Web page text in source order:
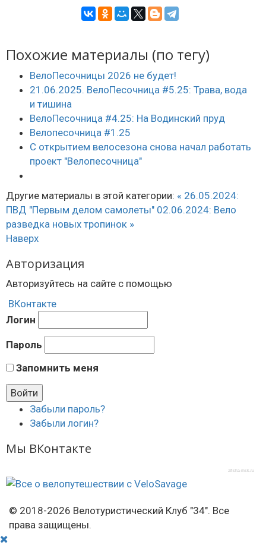
Похожие материалы (по тегу)
ВелоПесочницы 2026 не будет!
21.06.2025. ВелоПесочница #5.25: Трава, вода
и тишина
ВелоПесочница #4.25: На Водинский пруд
Велопесочница #1.25
С открытием велосезона снова начал работать
проект "Велопесочница"
Другие материалы в этой категории: « 26.05.2024:
ПВД "Первым делом самолеты" 02.06.2024: Вело
разведка новых тропинок »
Наверх
Авторизация
Авторизуйтесь на сайте с помощью
ВКонтакте
Логин
Пароль
Запомнить меня
Забыли пароль?
Забыли логин?
Мы ВКонтакте
afisha-msk.ru
© 2018-2026 Велотуристический Клуб "34". Все
права защищены.